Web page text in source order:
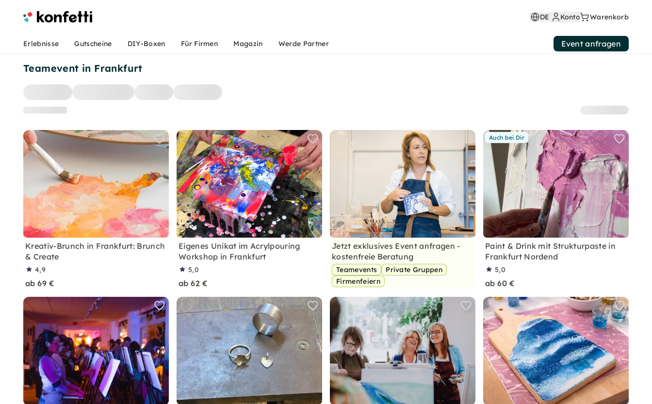
Teamevent in Frankfurt
Kreativ-Brunch in Frankfurt: Brunch
& Create
4,9
ab 69 €
Eigenes Unikat im Acrylpouring
Workshop in Frankfurt
5,0
ab 62 €
Jetzt exklusives Event anfragen -
kostenfreie Beratung
Teamevents
Private Gruppen
Firmenfeiern
Auch bei Dir
Paint & Drink mit Strukturpaste in
Frankfurt Nordend
5,0
ab 60 €
DE Konto Warenkorb
Erlebnisse Gutscheine DIY-Boxen Für Firmen Magazin Werde Partner Event anfragen